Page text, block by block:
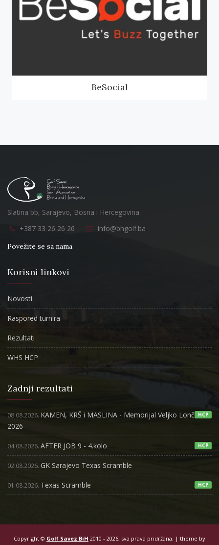
BeSocial
Slatina bb, Sarajevo, Bosna i Hercegovina
+387 33 26 26 26
info@bhgolf.ba
Povežite se sa nama
Korisni linkovi
Novosti
Raspored turnira
Rezultati
WHS HCP
Zadnji rezultati
08.08.2026. KAMEN, KRŠ i MASLINA - Memorijal Veljko Lončar
2026
HCP
04.08.2026. AFTER JOB 9 - 4.kolo HCP
02.08.2026. GK Sarajevo Texas Scramble
01.08.2026. Texas Scramble HCP
Copyright © Golf Savez BiH 2010 - 2026, sva prava pridržana. | theme by